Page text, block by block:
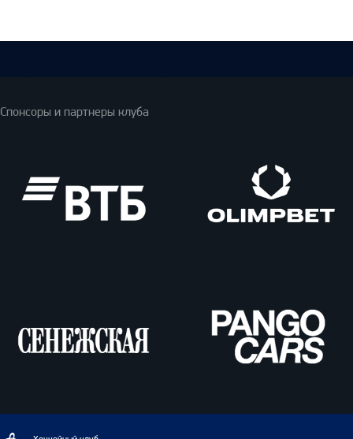
Спонсоры и партнеры клуба
Cars